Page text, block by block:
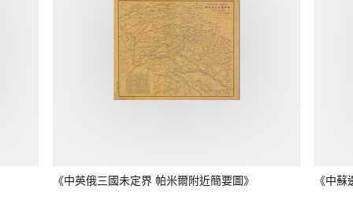
《中英俄三國未定界 帕米爾附近簡要圖》 《中